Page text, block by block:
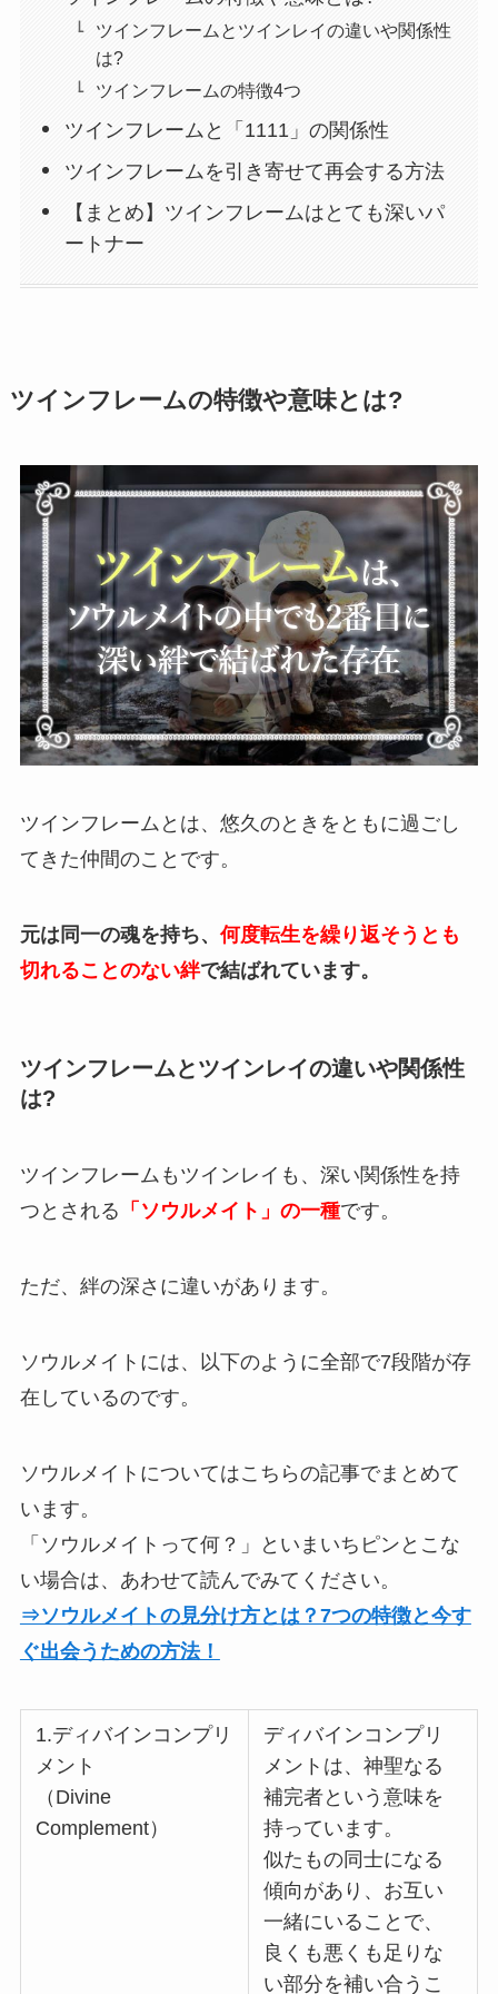
ツインフレームとツインレイの違いや関係性
は?
ツインフレームの特徴4つ
ツインフレームと「1111」の関係性
ツインフレームを引き寄せて再会する方法
【まとめ】ツインフレームはとても深いパ
ートナー
ツインフレームの特徴や意味とは?
ツインフレームとは、悠久のときをともに過ごし
てきた仲間のことです。
元は同一の魂を持ち、 何度転生を繰り返そうとも
切れることのない絆で結ばれています。
ツインフレームとツインレイの違いや関係性
は?
ツインフレームもツインレイも、深い関係性を持
つとされる 「ソウルメイト」の一種です。
ただ、絆の深さに違いがあります。
ソウルメイトには、以下のように全部で7段階が存
在しているのです。
ソウルメイトについてはこちらの記事でまとめて
います。
「ソウルメイトって何？」といまいちピンとこな
い場合は、あわせて読んでみてください。
⇒ソウルメイトの見分け方とは？7つの特徴と今す
ぐ出会うための方法！
1.ディバインコンプリ
メント
（Divine
Complement）
ディバインコンプリ
メントは、神聖なる
補完者という意味を
持っています。
似たもの同士になる
傾向があり、お互い
一緒にいることで、
良くも悪くも足りな
い部分を補い合うこ